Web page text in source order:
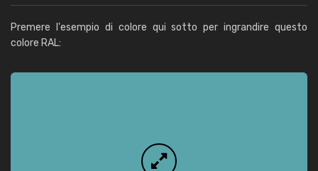
Premere l'esempio di colore qui sotto per ingrandire questo
colore RAL: